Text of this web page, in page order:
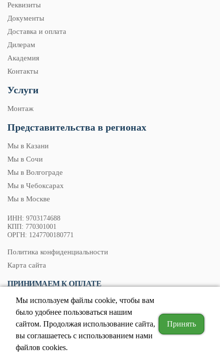
Реквизиты
Документы
Доставка и оплата
Дилерам
Академия
Контакты
Услуги
Монтаж
Представительства в регионах
Мы в Казани
Мы в Сочи
Мы в Волгограде
Мы в Чебоксарах
Мы в Москве
ИНН: 9703174688
КПП: 770301001
ОРГН: 1247700180771
Политика конфиденциальности
Карта сайта
ПРИНИМАЕМ К ОПЛАТЕ
© 2026. Все права защищены.
Вся информация, представленная на сайте, носит информационный характер и ни в
коем случае не является офертой, определенной положениями ст. 437 ГК РФ.
Отправляя сведения через любую электронную форму на этом сайте, вы
Мы используем файлы cookie, чтобы вам
было удобнее пользоваться нашим
сайтом. Продолжая использование сайта,
вы соглашаетесь c использованием нами
файлов cookies.
Принять